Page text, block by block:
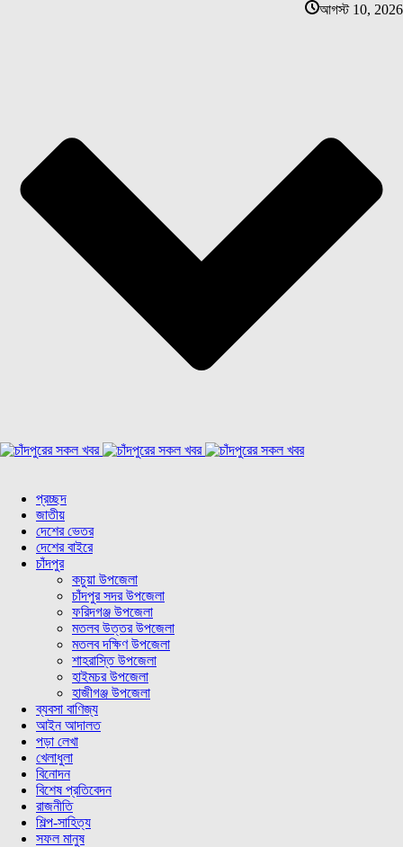
আগস্ট 10, 2026
প্রচ্ছদ
জাতীয়
দেশের ভেতর
দেশের বাইরে
চাঁদপুর
কচুয়া উপজেলা
চাঁদপুর সদর উপজেলা
ফরিদগঞ্জ উপজেলা
মতলব উত্তর উপজেলা
মতলব দক্ষিণ উপজেলা
শাহরাস্তি উপজেলা
হাইমচর উপজেলা
হাজীগঞ্জ উপজেলা
ব্যবসা বাণিজ্য
আইন আদালত
পড়া লেখা
খেলাধুলা
বিনোদন
বিশেষ প্রতিবেদন
রাজনীতি
শিল্প-সাহিত্য
সফল মানুষ